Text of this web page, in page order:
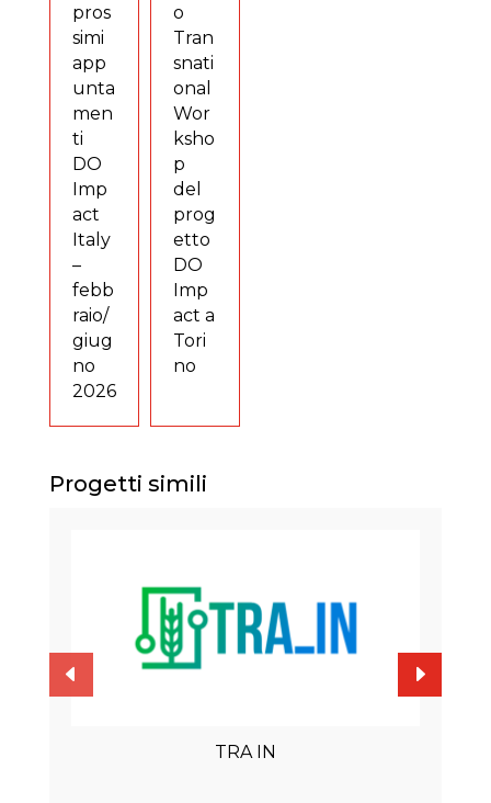
pros
simi
app
unta
men
ti
DO
Imp
act
Italy
–
febb
raio/
giug
no
2026
o
Tran
snati
onal
Wor
ksho
p
del
prog
etto
DO
Imp
act a
Tori
no
Progetti simili
TRA IN